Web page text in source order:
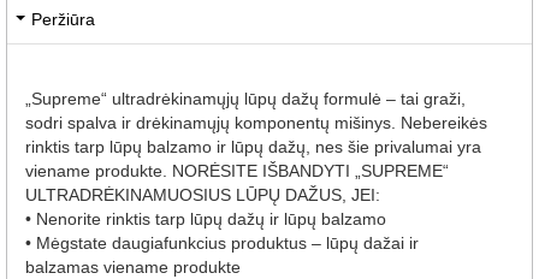
Peržiūra
„Supreme“ ultradrėkinamųjų lūpų dažų formulė – tai graži,
sodri spalva ir drėkinamųjų komponentų mišinys. Nebereikės
rinktis tarp lūpų balzamo ir lūpų dažų, nes šie privalumai yra
viename produkte. NORĖSITE IŠBANDYTI „SUPREME“
ULTRADRĖKINAMUOSIUS LŪPŲ DAŽUS, JEI:
• Nenorite rinktis tarp lūpų dažų ir lūpų balzamo
• Mėgstate daugiafunkcius produktus – lūpų dažai ir
balzamas viename produkte